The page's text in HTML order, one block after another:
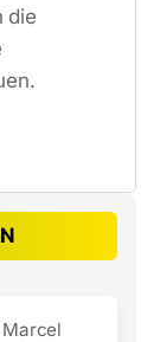
die
Marcel